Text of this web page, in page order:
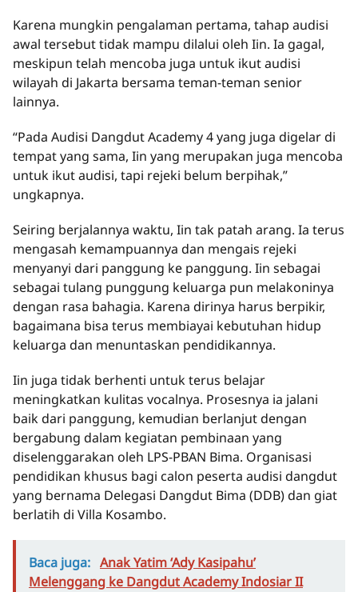
Karena mungkin pengalaman pertama, tahap audisi
awal tersebut tidak mampu dilalui oleh Iin. Ia gagal,
meskipun telah mencoba juga untuk ikut audisi
wilayah di Jakarta bersama teman-teman senior
lainnya.
“Pada Audisi Dangdut Academy 4 yang juga digelar di
tempat yang sama, Iin yang merupakan juga mencoba
untuk ikut audisi, tapi rejeki belum berpihak,”
ungkapnya.
Seiring berjalannya waktu, Iin tak patah arang. Ia terus
mengasah kemampuannya dan mengais rejeki
menyanyi dari panggung ke panggung. Iin sebagai
sebagai tulang punggung keluarga pun melakoninya
dengan rasa bahagia. Karena dirinya harus berpikir,
bagaimana bisa terus membiayai kebutuhan hidup
keluarga dan menuntaskan pendidikannya.
Iin juga tidak berhenti untuk terus belajar
meningkatkan kulitas vocalnya. Prosesnya ia jalani
baik dari panggung, kemudian berlanjut dengan
bergabung dalam kegiatan pembinaan yang
diselenggarakan oleh LPS-PBAN Bima. Organisasi
pendidikan khusus bagi calon peserta audisi dangdut
yang bernama Delegasi Dangdut Bima (DDB) dan giat
berlatih di Villa Kosambo.
Baca juga: Anak Yatim ‘Ady Kasipahu’
Melenggang ke Dangdut Academy Indosiar II